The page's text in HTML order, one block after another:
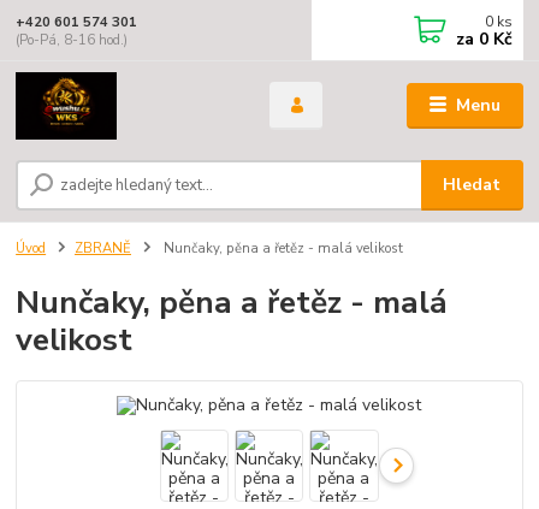
Menu
Hledat
+420 601 574 301
(Po-Pá, 8-16 hod.)
0 ks
za 0 Kč
Úvod ZBRANĚ Nunčaky, pěna a řetěz - malá velikost
Nunčaky, pěna a řetěz - malá
velikost